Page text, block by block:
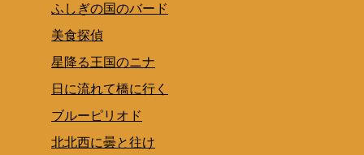
ふしぎの国のバード
美食探偵
星降る王国のニナ
日に流れて橋に行く
ブルーピリオド
北北西に曇と往け